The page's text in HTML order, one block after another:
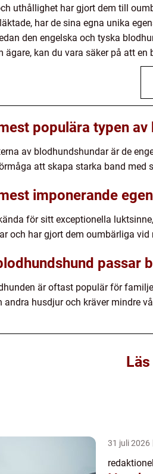
uthållighet har gjort dem till
har de sina egna unika
den engelska och tyska
ägare, kan du vara säker på att
populära typen av
av blodhundshundar är de
att skapa starka band med
imponerande
för sitt exceptionella
och har gjort dem oumbärliga
passar
är oftast populär för
andra husdjur och kräver mindre
31 juli 2026
redaktionel